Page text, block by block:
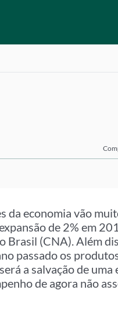
da economia vão
de 2% em
Brasil (CNA). Além
passado os
a salvação de
de agora não